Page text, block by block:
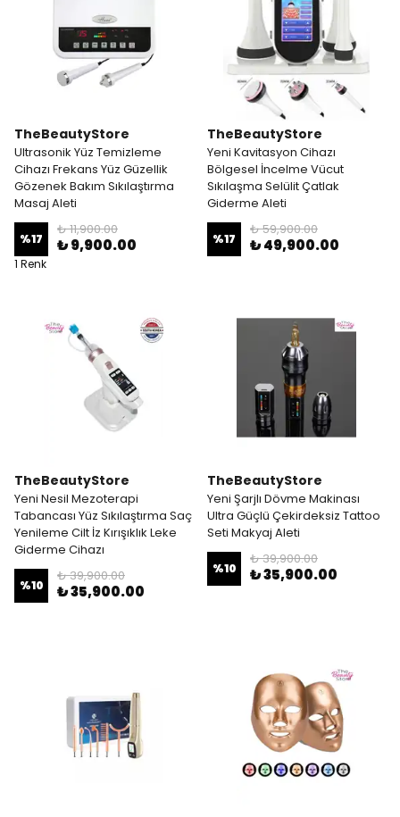
TheBeautyStore
Ultrasonik Yüz Temizleme
Cihazı Frekans Yüz Güzellik
Gözenek Bakım Sıkılaştırma
Masaj Aleti
%17
₺ 11,900.00
₺ 9,900.00
1 Renk
TheBeautyStore
Yeni Kavitasyon Cihazı
Bölgesel İncelme Vücut
Sıkılaşma Selülit Çatlak
Giderme Aleti
%17
₺ 59,900.00
₺ 49,900.00
TheBeautyStore
Yeni Nesil Mezoterapi
Tabancası Yüz Sıkılaştırma Saç
Yenileme Cilt İz Kırışıklık Leke
Giderme Cihazı
%10
₺ 39,900.00
₺ 35,900.00
TheBeautyStore
Yeni Şarjlı Dövme Makinası
Ultra Güçlü Çekirdeksiz Tattoo
Seti Makyaj Aleti
%10
₺ 39,900.00
₺ 35,900.00